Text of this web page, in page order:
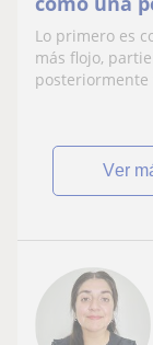
buscando
divertido y
capacidades
Lo primero es
más flojo,
ver